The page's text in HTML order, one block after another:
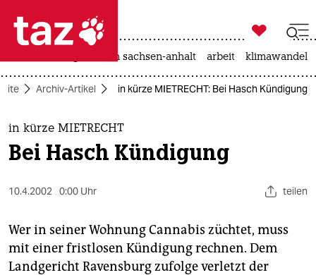
 taz zahl ich
taz zahl ich
themen
politik
öko
gesellschaft
kultur

taz zahl ich
landtagswahl in sachsen-anhalt arbeit klimawandel
Archiv-Artikel in kürze MIETRECHT: Bei Hasch Kündigung
in kürze MIETRECHT
Bei Hasch Kündigung
10.4.2002 0:00 Uhr teilen
Wer in seiner Wohnung Cannabis züchtet, muss
mit einer fristlosen Kündigung rechnen. Dem
Landgericht Ravensburg zufolge verletzt der